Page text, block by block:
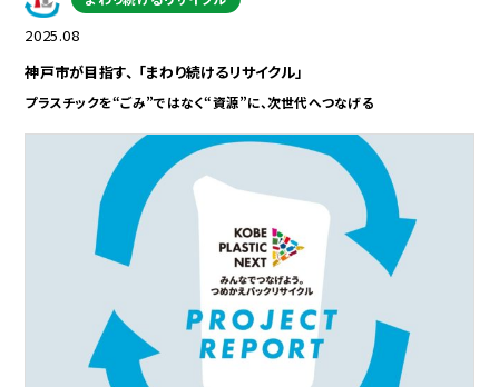
2025.08
神戸市が目指す、 「まわり続けるリサイクル」
プラスチックを“ごみ”ではなく“資源”に、次世代へつなげる